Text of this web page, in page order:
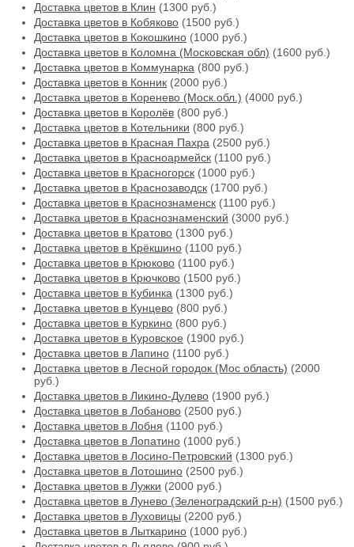
Доставка цветов в Клин (1300 руб.)
Доставка цветов в Кобяково (1500 руб.)
Доставка цветов в Кокошкино (1000 руб.)
Доставка цветов в Коломна (Московская обл) (1600 руб.)
Доставка цветов в Коммунарка (800 руб.)
Доставка цветов в Конник (2000 руб.)
Доставка цветов в Коренево (Моск.обл.) (4000 руб.)
Доставка цветов в Королёв (800 руб.)
Доставка цветов в Котельники (800 руб.)
Доставка цветов в Красная Пахра (2500 руб.)
Доставка цветов в Красноармейск (1100 руб.)
Доставка цветов в Красногорск (1000 руб.)
Доставка цветов в Краснозаводск (1700 руб.)
Доставка цветов в Краснознаменск (1100 руб.)
Доставка цветов в Краснознаменский (3000 руб.)
Доставка цветов в Кратово (1300 руб.)
Доставка цветов в Крёкшино (1100 руб.)
Доставка цветов в Крюково (1100 руб.)
Доставка цветов в Крючково (1500 руб.)
Доставка цветов в Кубинка (1300 руб.)
Доставка цветов в Кунцево (800 руб.)
Доставка цветов в Куркино (800 руб.)
Доставка цветов в Куровское (1900 руб.)
Доставка цветов в Лапино (1100 руб.)
Доставка цветов в Лесной городок (Мос область) (2000
руб.)
Доставка цветов в Ликино-Дулево (1900 руб.)
Доставка цветов в Лобаново (2500 руб.)
Доставка цветов в Лобня (1100 руб.)
Доставка цветов в Лопатино (1000 руб.)
Доставка цветов в Лосино-Петровский (1300 руб.)
Доставка цветов в Лотошино (2500 руб.)
Доставка цветов в Лужки (2000 руб.)
Доставка цветов в Лунево (Зеленоградский р-н) (1500 руб.)
Доставка цветов в Луховицы (2200 руб.)
Доставка цветов в Лыткарино (1000 руб.)